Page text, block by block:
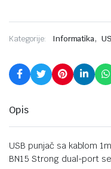
Kategorije: Informatika,
Opis
USB punjač sa kablom
BN15 Strong dual-port